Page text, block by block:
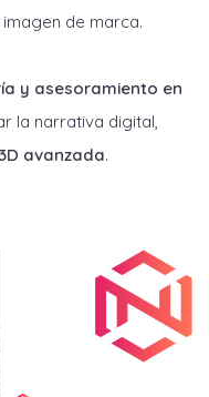
de marca.
y asesoramiento en
la narrativa digital,
avanzada.